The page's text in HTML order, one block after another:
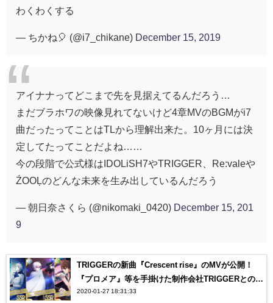
わくわくする
— ちかね🎈 (@i7_chikane) December 15, 2019
アイナナってどこまで先を見据えてるんだろう…
まだブラホワの映像見れてないけど4章MVのBGMがi7
曲だったってことはTLから理解出来た。10ヶ月には決
定してたってことだよね……
今の段階で公式様はIDOLiSH7やTRIGGER、Re:valeや
ŹOOĻのどんな未来を生み出しているんだろう
— 朝日奈さくら (@nikomaki_0420) December 15, 201
9
TRIGGERの新曲『Crescent rise』のMVが公開！
『プロメア』等を手掛けた制作会社TRIGGERとのコ
ラボにオタク感涙…【アイナナ】
2020-01-27 18:31:33